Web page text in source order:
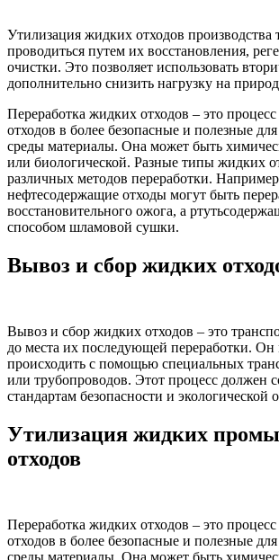
Утилизация жидких отходов производства
проводиться путем их восстановления,
очистки. Это позволяет использовать
дополнительно снизить нагрузку на
Переработка жидких отходов – это
отходов в более безопасные и полезные
среды материалы. Она может быть
или биологической. Разные типы жидких
различных методов переработки.
нефтесодержащие отходы могут быть
восстановительного ожога, а
способом шламовой сушки.
Вывоз и сбор жидких
Вывоз и сбор жидких отходов – это
до места их последующей переработки.
происходить с помощью специальных
или трубопроводов. Этот процесс должен
стандартам безопасности и экологической
Утилизация жидких
отходов
Переработка жидких отходов – это
отходов в более безопасные и полезные
среды материалы. Она может быть